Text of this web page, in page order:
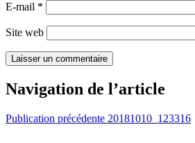
E-mail *
Site web
Navigation de l’article
Publication précédente 20181010_123316